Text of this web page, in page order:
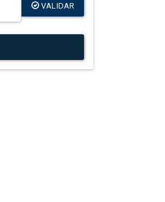
VALIDAR